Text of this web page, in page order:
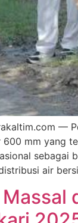
—
mm yang
sebagai
air